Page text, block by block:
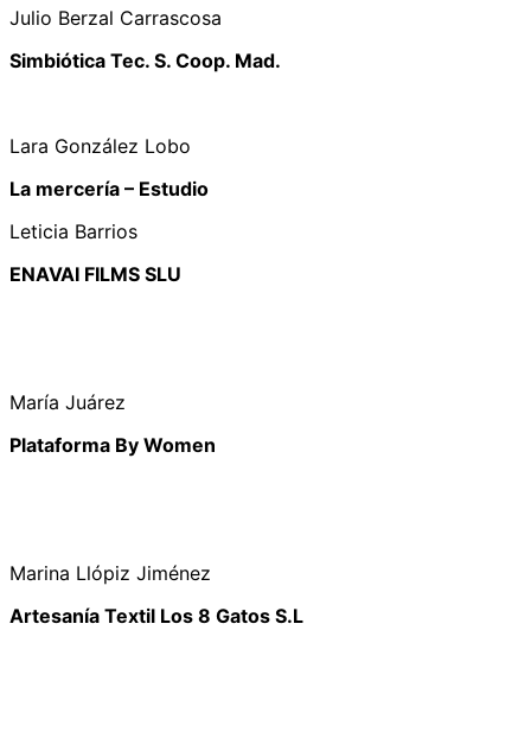
Julio Berzal Carrascosa
Simbiótica Tec. S. Coop. Mad.
Lara González Lobo
La mercería – Estudio
Leticia Barrios
ENAVAI FILMS SLU
María Juárez
Plataforma By Women
Marina Llópiz Jiménez
Artesanía Textil Los 8 Gatos S.L